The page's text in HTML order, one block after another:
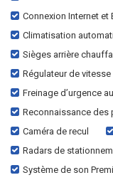
Connexion Internet et
Climatisation
Sièges arrière
Régulateur de
Freinage d’urgence
Reconnaissance des
Caméra de recul
Radars de
Système de son